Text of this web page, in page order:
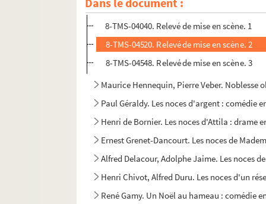
Alfred Hennequin et Albert Millaud. Niniche :
8-TMS-04040. Relevé de mise en scène. 1
8-TMS-04520. Relevé de mise en scène. 2
8-TMS-04548. Relevé de mise en scène. 3
Maurice Hennequin, Pierre Veber. Noblesse
Paul Géraldy. Les noces d'argent : comédie
Henri de Bornier. Les noces d'Attila : drame
Ernest Grenet-Dancourt. Les noces de
Alfred Delacour, Adolphe Jaime. Les noces
Henri Chivot, Alfred Duru. Les noces d'un
René Gamy. Un Noël au hameau : comédie